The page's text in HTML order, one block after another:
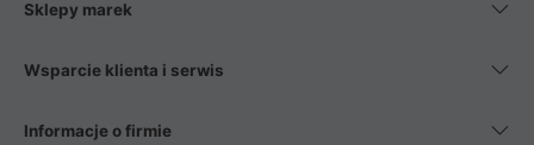
Sklepy marek
Wsparcie klienta i serwis
Informacje o firmie